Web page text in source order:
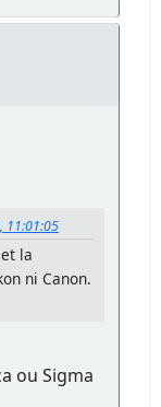
11:01:05
la
ni Canon.
ou Sigma